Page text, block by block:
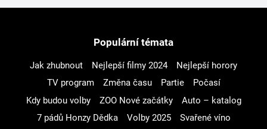
Populární témata
Jak zhubnout Nejlepší filmy 2024
Nejlepší horory
TV program
Změna času Partie
Počasí
Kdy budou volby
ZOO Nové začátky
Auto – katalog
7 pádů Honzy Dědka
Volby 2025
Svařené víno